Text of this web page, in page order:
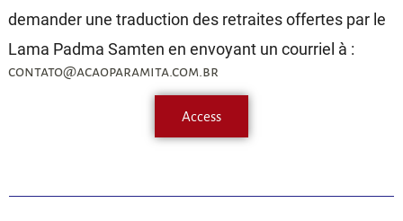
demander une traduction des retraites offertes par le
Lama Padma Samten en envoyant un courriel à :
contato@acaoparamita.com.br
Access